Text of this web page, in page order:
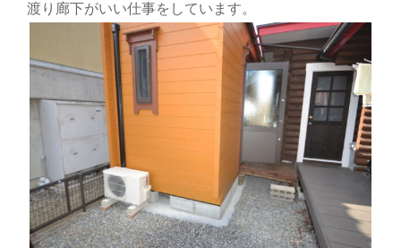
渡り廊下がいい仕事をしています。